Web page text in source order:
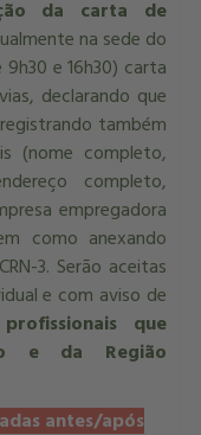
da carta de
na sede do
e 16h30) carta
declarando que
também
(nome completo,
completo,
empregadora
como anexando
3. Serão aceitas
e com aviso de
que
e da Região
antes/após